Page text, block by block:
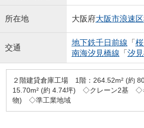
所在地 大阪府大阪市浪速区
交通
地下鉄千日前線 「 桜
南海汐見橋線 「 汐
２階建貸倉庫工場 1階：264.52m² (約
15.70m² (約 4.74坪) ◇クレーン2基 ◇
物) ◇準工業地域